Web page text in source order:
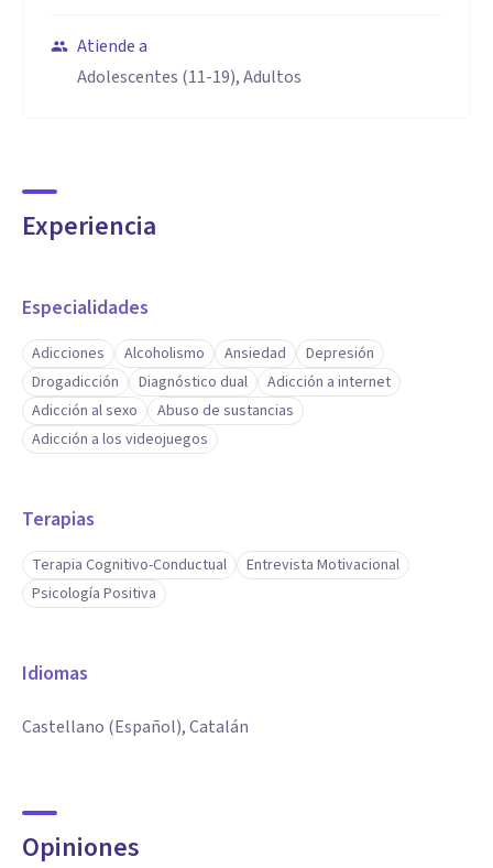
Atiende a
Adolescentes (11-19), Adultos
Experiencia
Especialidades
Adicciones Alcoholismo Ansiedad
Depresión
Drogadicción
Diagnóstico dual
Adicción a internet
Adicción al sexo
Abuso de sustancias
Adicción a los videojuegos
Terapias
Terapia Cognitivo-Conductual
Entrevista Motivacional
Psicología Positiva
Idiomas
Castellano (Español), Catalán
Opiniones